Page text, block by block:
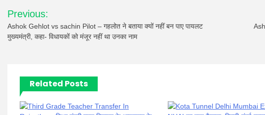
Post
navigation
Previous:
Ashok Gehlot vs sachin Pilot – गहलोत ने बताया क्यों नहीं बन पाए पायलट
मुख्यमंत्री, कहा- विधायकों को मंजूर नहीं था उनका नाम
Related Posts